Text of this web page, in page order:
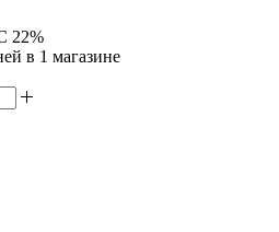
22%
в 1 магазине